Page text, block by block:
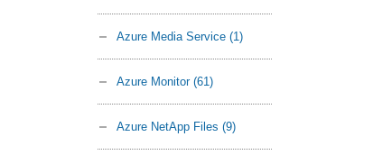
Azure Media Service (1)
Azure Monitor (61)
Azure NetApp Files (9)